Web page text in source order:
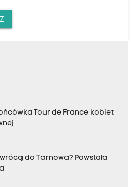
Tour de France kobiet
do Tarnowa? Powstała